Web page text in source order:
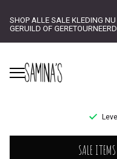
SHOP ALLE SALE KLEDING
GERUILD OF
Blazer SALE